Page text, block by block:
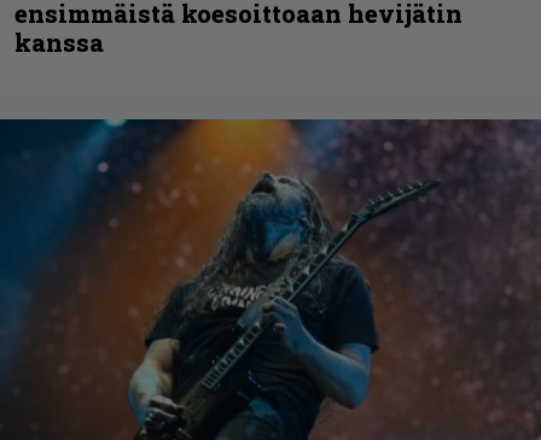
ensimmäistä koesoittoaan hevijätin
kanssa